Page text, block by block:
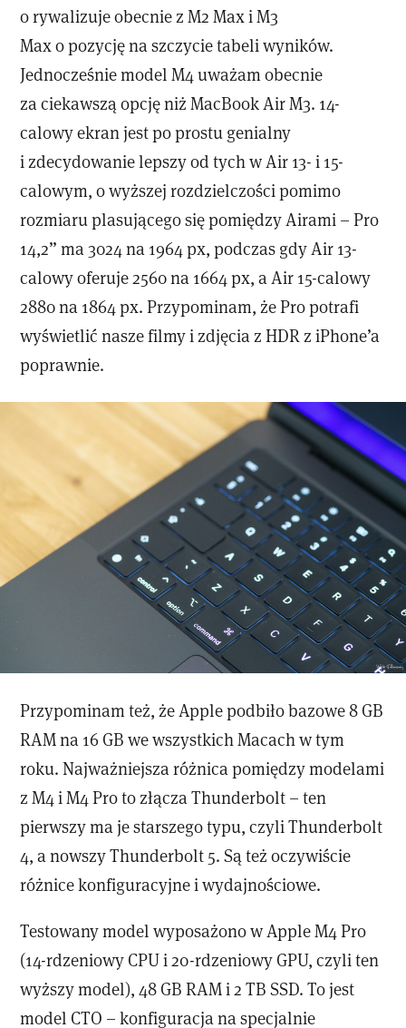
o rywalizuje obecnie z M2 Max i M3
Max o pozycję na szczycie tabeli wyników.
Jednocześnie model M4 uważam obecnie
za ciekawszą opcję niż MacBook Air M3. 14-
calowy ekran jest po prostu genialny
i zdecydowanie lepszy od tych w Air 13- i 15-
calowym, o wyższej rozdzielczości pomimo
rozmiaru plasującego się pomiędzy Airami – Pro
14,2” ma 3024 na 1964 px, podczas gdy Air 13-
calowy oferuje 2560 na 1664 px, a Air 15-calowy
2880 na 1864 px. Przypominam, że Pro potrafi
wyświetlić nasze filmy i zdjęcia z HDR z iPhone’a
poprawnie.
Przypominam też, że Apple podbiło bazowe 8 GB
RAM na 16 GB we wszystkich Macach w tym
roku. Najważniejsza różnica pomiędzy modelami
z M4 i M4 Pro to złącza Thunderbolt – ten
pierwszy ma je starszego typu, czyli Thunderbolt
4, a nowszy Thunderbolt 5. Są też oczywiście
różnice konfiguracyjne i wydajnościowe.
Testowany model wyposażono w Apple M4 Pro
(14-rdzeniowy CPU i 20-rdzeniowy GPU, czyli ten
wyższy model), 48 GB RAM i 2 TB SSD. To jest
model CTO – konfiguracja na specjalnie